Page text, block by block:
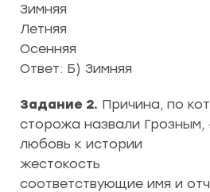
Зимняя
Летняя
Осенняя
Ответ: Б) Зимняя
Задание 2. Причина, по
сторожа назвали Грозным,
любовь к истории
жестокость
соответствующие имя и